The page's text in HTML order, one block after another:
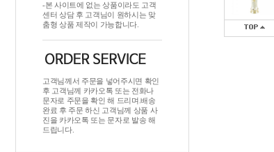
-본 사이트에 없는 상품이라도 고객
센터 상담 후 고객님이 원하시는 맞
춤형 상품 제작이 가능합니다.
고객님께서 주문을 넣어주시면 확인
후 고객님께 카카오톡 또는 전화나
문자로 주문을 확인 해 드리며.배송
완료 후 주문 하신 고객님께 상품 사
진을 카카오톡 또는 문자로 발송 해
드립니다.